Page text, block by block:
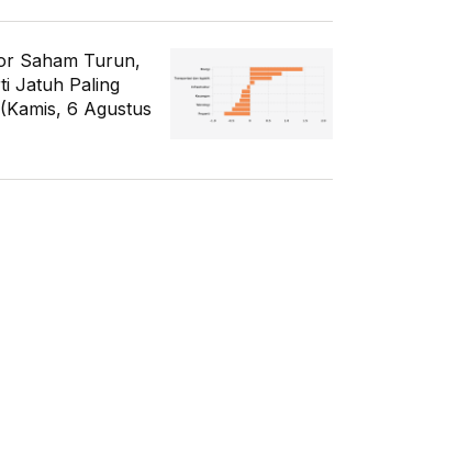
Saham Turun,
Jatuh Paling
6 Agustus